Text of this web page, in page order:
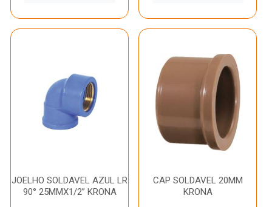
JOELHO SOLDAVEL AZUL LR
90° 25MMX1/2” KRONA
CAP SOLDAVEL 20MM
KRONA